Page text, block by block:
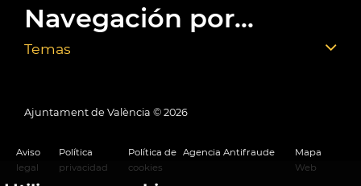
Navegación por...
Temas
Ajuntament de València © 2026
Aviso
legal
Política
privacidad
Política de
cookies
Agencia Antifraude
Mapa
Web